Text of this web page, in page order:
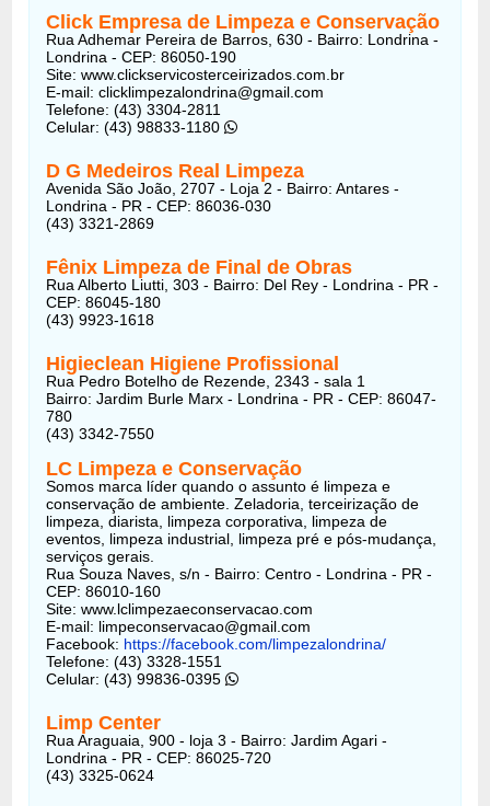
Click Empresa de Limpeza e Conservação
Rua Adhemar Pereira de Barros, 630 - Bairro: Londrina -
Londrina - CEP: 86050-190
Site: www.clickservicosterceirizados.com.br
E-mail: clicklimpezalondrina@gmail.com
Telefone: (43) 3304-2811
Celular: (43) 98833-1180
D G Medeiros Real Limpeza
Avenida São João, 2707 - Loja 2 - Bairro: Antares -
Londrina - PR - CEP: 86036-030
(43) 3321-2869
Fênix Limpeza de Final de Obras
Rua Alberto Liutti, 303 - Bairro: Del Rey - Londrina - PR -
CEP: 86045-180
(43) 9923-1618
Higieclean Higiene Profissional
Rua Pedro Botelho de Rezende, 2343 - sala 1
Bairro: Jardim Burle Marx - Londrina - PR - CEP: 86047-
780
(43) 3342-7550
LC Limpeza e Conservação
Somos marca líder quando o assunto é limpeza e
conservação de ambiente. Zeladoria, terceirização de
limpeza, diarista, limpeza corporativa, limpeza de
eventos, limpeza industrial, limpeza pré e pós-mudança,
serviços gerais.
Rua Souza Naves, s/n - Bairro: Centro - Londrina - PR -
CEP: 86010-160
Site: www.lclimpezaeconservacao.com
E-mail: limpeconservacao@gmail.com
Facebook: https://facebook.com/limpezalondrina/
Telefone: (43) 3328-1551
Celular: (43) 99836-0395
Limp Center
Rua Araguaia, 900 - loja 3 - Bairro: Jardim Agari -
Londrina - PR - CEP: 86025-720
(43) 3325-0624